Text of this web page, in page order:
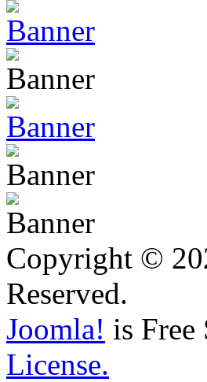
Copyright ©
Reserved.
Joomla! is Free
License.